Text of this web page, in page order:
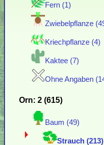
Fern (1)
Zwiebelpflanze
Kriechpflanze (4)
Kaktee (7)
Ohne Angaben
Orn: 2 (615)
Baum (49)
Strauch (213)